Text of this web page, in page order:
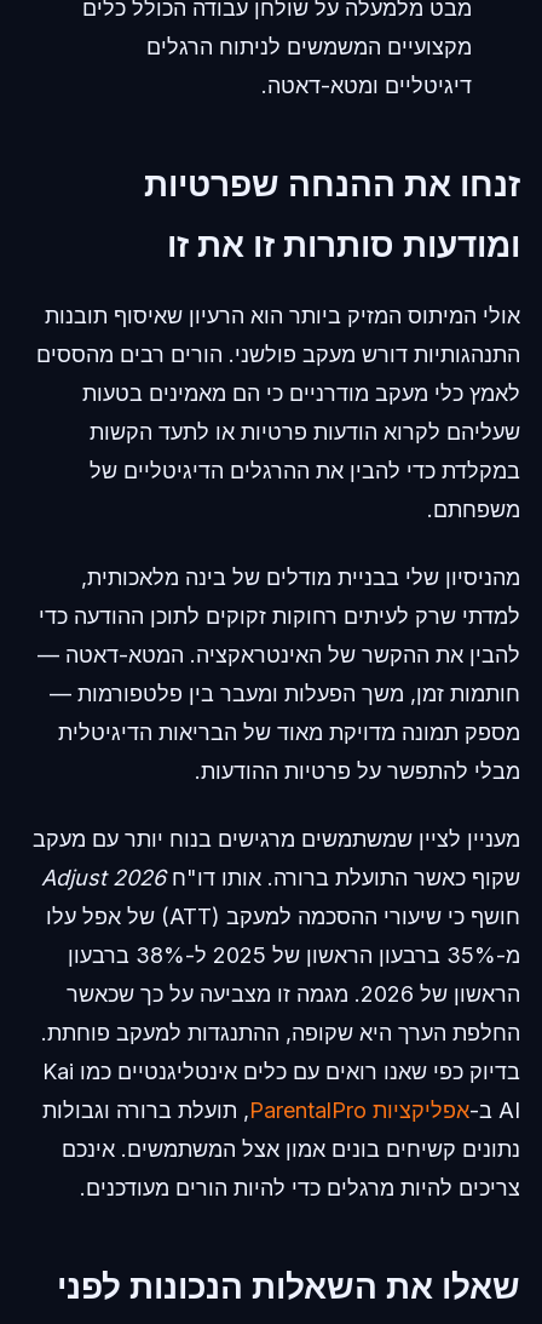
מבט מלמעלה על שולחן עבודה הכולל כלים
מקצועיים המשמשים לניתוח הרגלים
דיגיטליים ומטא-דאטה.
זנחו את ההנחה שפרטיות
ומודעות סותרות זו את זו
אולי המיתוס המזיק ביותר הוא הרעיון שאיסוף תובנות
התנהגותיות דורש מעקב פולשני. הורים רבים מהססים
לאמץ כלי מעקב מודרניים כי הם מאמינים בטעות
שעליהם לקרוא הודעות פרטיות או לתעד הקשות
במקלדת כדי להבין את ההרגלים הדיגיטליים של
משפחתם.
מהניסיון שלי בבניית מודלים של בינה מלאכותית,
למדתי שרק לעיתים רחוקות זקוקים לתוכן ההודעה כדי
להבין את ההקשר של האינטראקציה. המטא-דאטה —
חותמות זמן, משך הפעלות ומעבר בין פלטפורמות —
מספק תמונה מדויקת מאוד של הבריאות הדיגיטלית
מבלי להתפשר על פרטיות ההודעות.
מעניין לציין שמשתמשים מרגישים בנוח יותר עם מעקב
שקוף כאשר התועלת ברורה. אותו דו"חAdjust 2026
חושף כי שיעורי ההסכמה למעקב (ATT) של אפל עלו
מ-35% ברבעון הראשון של 2025 ל-38% ברבעון
הראשון של 2026. מגמה זו מצביעה על כך שכאשר
החלפת הערך היא שקופה, ההתנגדות למעקב פוחתת.
בדיוק כפי שאנו רואים עם כלים אינטליגנטיים כמו Kai
AI ב-
אפליקציות ParentalPro
, תועלת ברורה וגבולות
נתונים קשיחים בונים אמון אצל המשתמשים. אינכם
צריכים להיות מרגלים כדי להיות הורים מעודכנים.
שאלו את השאלות הנכונות לפני